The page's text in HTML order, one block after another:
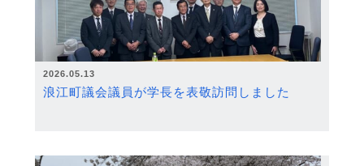
2026.05.13
浪江町議会議員が学長を表敬訪問しました